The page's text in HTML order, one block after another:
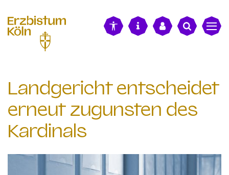
Landgericht entscheidet
erneut zugunsten des
Kardinals